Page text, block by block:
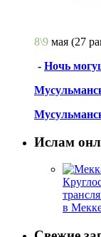
8\9 мая (27
- Ночь
Ислам
в